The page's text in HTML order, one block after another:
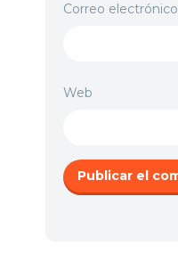
Correo electrónico
Web